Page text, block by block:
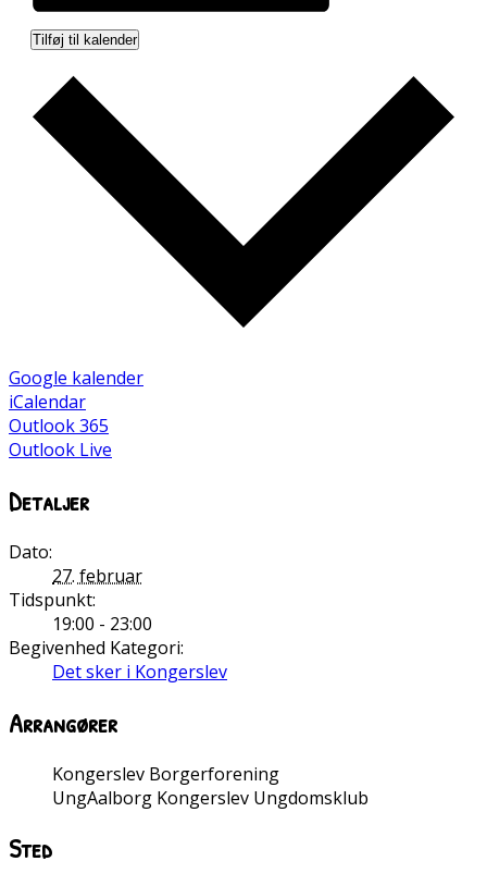
Tilføj til kalender
Google kalender
iCalendar
Outlook 365
Outlook Live
Detaljer
Dato:
27. februar
Tidspunkt:
19:00 - 23:00
Begivenhed Kategori:
Det sker i Kongerslev
Arrangører
Kongerslev Borgerforening
UngAalborg Kongerslev Ungdomsklub
Sted